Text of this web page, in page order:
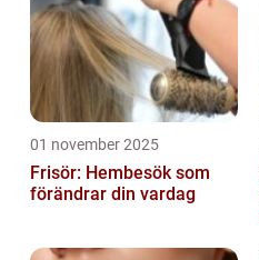
01 november 2025
Frisör: Hembesök som
förändrar din vardag